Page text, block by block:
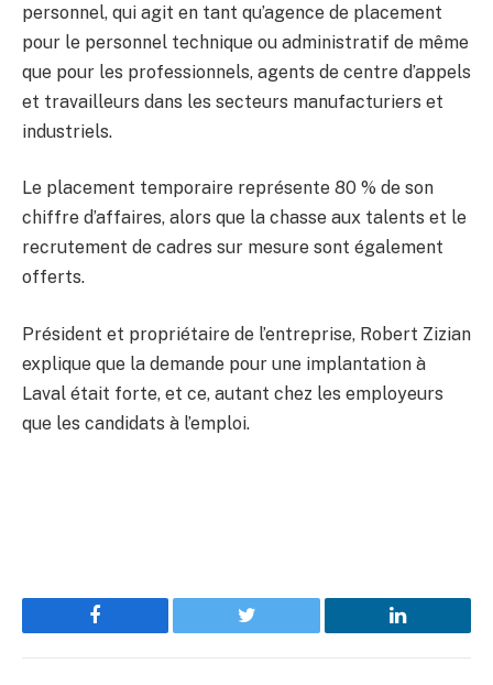
personnel, qui agit en tant qu’agence de placement
pour le personnel technique ou administratif de même
que pour les professionnels, agents de centre d’appels
et travailleurs dans les secteurs manufacturiers et
industriels.
Le placement temporaire représente 80 % de son
chiffre d’affaires, alors que la chasse aux talents et le
recrutement de cadres sur mesure sont également
offerts.
Président et propriétaire de l’entreprise, Robert Zizian
explique que la demande pour une implantation à
Laval était forte, et ce, autant chez les employeurs
que les candidats à l’emploi.
Facebook Twitter LinkedIn